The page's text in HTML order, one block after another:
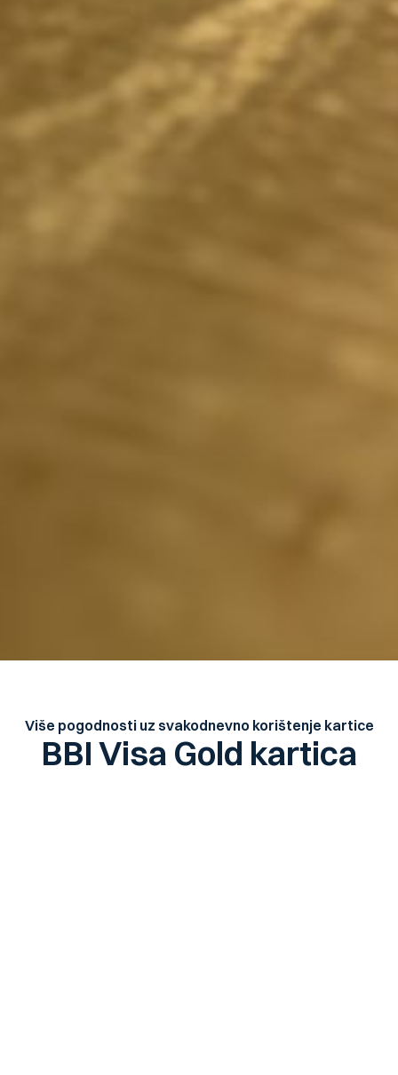
Više pogodnosti uz svakodnevno korištenje kartice
BBI Visa Gold kartica